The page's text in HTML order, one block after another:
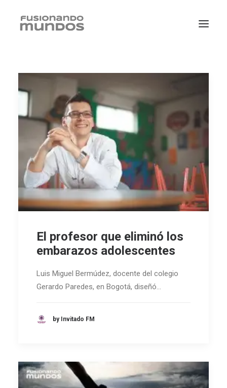
SEARCH
El profesor que eliminó los
embarazos adolescentes
Luis Miguel Bermúdez, docente del colegio
Gerardo Paredes, en Bogotá, diseñó…
by Invitado FM